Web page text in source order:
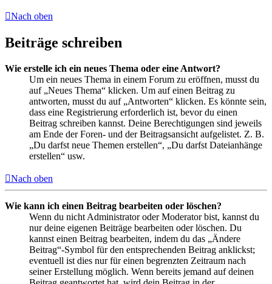
Nach oben
Beiträge schreiben
Wie erstelle ich ein neues Thema oder eine Antwort?
Um ein neues Thema in einem Forum zu eröffnen, musst du
auf „Neues Thema“ klicken. Um auf einen Beitrag zu
antworten, musst du auf „Antworten“ klicken. Es könnte sein,
dass eine Registrierung erforderlich ist, bevor du einen
Beitrag schreiben kannst. Deine Berechtigungen sind jeweils
am Ende der Foren- und der Beitragsansicht aufgelistet. Z. B.
„Du darfst neue Themen erstellen“, „Du darfst Dateianhänge
erstellen“ usw.
Nach oben
Wie kann ich einen Beitrag bearbeiten oder löschen?
Wenn du nicht Administrator oder Moderator bist, kannst du
nur deine eigenen Beiträge bearbeiten oder löschen. Du
kannst einen Beitrag bearbeiten, indem du das „Ändere
Beitrag“-Symbol für den entsprechenden Beitrag anklickst;
eventuell ist dies nur für einen begrenzten Zeitraum nach
seiner Erstellung möglich. Wenn bereits jemand auf deinen